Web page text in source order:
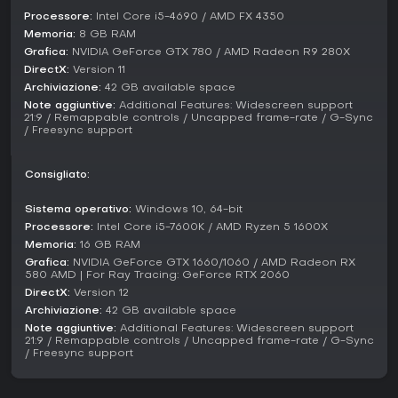
senza modalità competitive o cooperative separate.
Story and Setting
La trama ruota attorno a Jesse che cerca il fratello
scomparso, mentre combatte la corruzione del Hiss nel
Federal Bureau of Control. L'ambientazione è l'Oldest House,
un edificio brutalista che sfida la fisica con stanze mutevoli
e soglie verso altre dimensioni. Collectible come documenti
pubblico, con l'88% di 23.798 recensioni utenti positive sulla
piattaforma. Negli ultimi 30 giorni, 645 recensioni mostrano
feedback in gran parte positivi. Il gioco spicca per controlli
reattivi, meccaniche di combattimento coinvolgenti e world-
building atmosferico, anche se alcuni criticano la
narrazione frammentata.
Se ami gli action-adventure single-player con elementi
sovrannaturali ed esplorazione, è l'ideale per fan di
esperienze narrative. Si presenta come un pacchetto
Processore: Intel Core i5-4690 / AMD FX 4350
Memoria: 8 GB RAM
Grafica: NVIDIA GeForce GTX 780 / AMD Radeon R9 280X
DirectX: Version 11
Archiviazione: 42 GB available space
Note aggiuntive: Additional Features: Widescreen support
21:9 / Remappable controls / Uncapped frame-rate / G-Sync
/ Freesync support
Consigliato:
Sistema operativo: Windows 10, 64-bit
Processore: Intel Core i5-7600K / AMD Ryzen 5 1600X
Memoria: 16 GB RAM
Grafica: NVIDIA GeForce GTX 1660/1060 / AMD Radeon RX
580 AMD | For Ray Tracing: GeForce RTX 2060
DirectX: Version 12
Archiviazione: 42 GB available space
Note aggiuntive: Additional Features: Widescreen support
21:9 / Remappable controls / Uncapped frame-rate / G-Sync
/ Freesync support